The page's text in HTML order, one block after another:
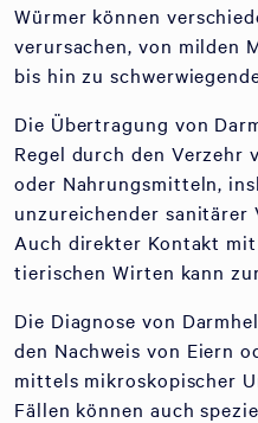
Würmer können
verursachen, von milden
bis hin zu
Die Übertragung von
Regel durch den Verzehr
oder Nahrungsmitteln,
unzureichender sanitärer
Auch direkter Kontakt
tierischen Wirten kann
Die Diagnose von
den Nachweis von Eiern
mittels mikroskopischer
Fällen können auch